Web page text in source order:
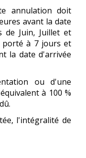
annulation doit
avant la date
de Juin, Juillet et
porté à 7 jours et
la date d'arrivée
ou d'une
à 100 %
l'intégralité de